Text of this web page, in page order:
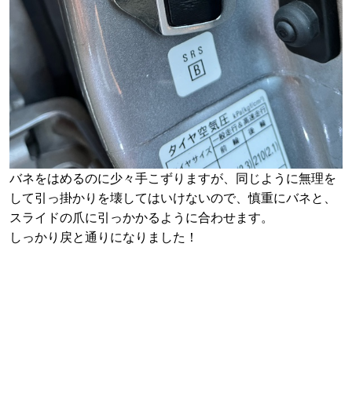
バネをはめるのに少々手こずりますが、同じように無理を
して引っ掛かりを壊してはいけないので、慎重にバネと、
スライドの爪に引っかかるように合わせます。
しっかり戻と通りになりました！